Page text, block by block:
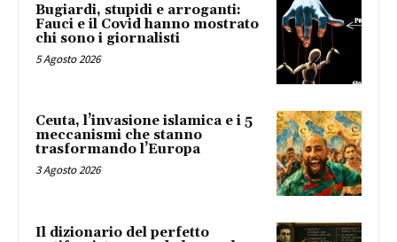
Bugiardi, stupidi e arroganti:
Fauci e il Covid hanno mostrato
chi sono i giornalisti
5 Agosto 2026
Ceuta, l’invasione islamica e i 5
meccanismi che stanno
trasformando l’Europa
3 Agosto 2026
Il dizionario del perfetto